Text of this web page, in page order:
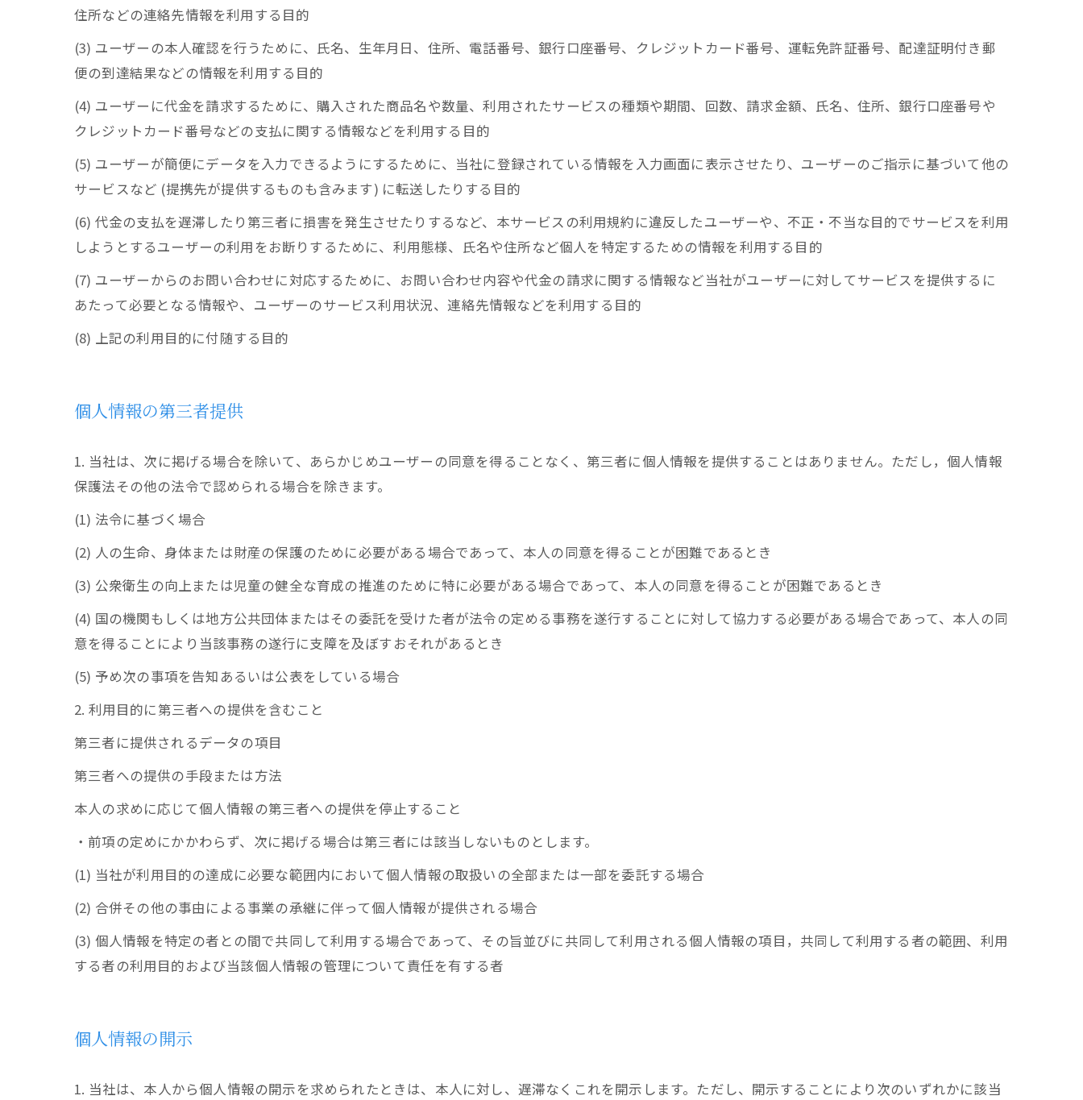
住所などの連絡先情報を利用する目的
(3) ユーザーの本人確認を行うために、氏名、生年月日、住所、電話番号、銀行口座番号、クレジットカード番号、運転免許証番号、配達証明付き郵
便の到達結果などの情報を利用する目的
(4) ユーザーに代金を請求するために、購入された商品名や数量、利用されたサービスの種類や期間、回数、請求金額、氏名、住所、銀行口座番号や
クレジットカード番号などの支払に関する情報などを利用する目的
(5) ユーザーが簡便にデータを入力できるようにするために、当社に登録されている情報を入力画面に表示させたり、ユーザーのご指示に基づいて他の
サービスなど (提携先が提供するものも含みます) に転送したりする目的
(6) 代金の支払を遅滞したり第三者に損害を発生させたりするなど、本サービスの利用規約に違反したユーザーや、不正・不当な目的でサービスを利用
しようとするユーザーの利用をお断りするために、利用態様、氏名や住所など個人を特定するための情報を利用する目的
(7) ユーザーからのお問い合わせに対応するために、お問い合わせ内容や代金の請求に関する情報など当社がユーザーに対してサービスを提供するに
あたって必要となる情報や、ユーザーのサービス利用状況、連絡先情報などを利用する目的
(8) 上記の利用目的に付随する目的
個人情報の第三者提供
1. 当社は、次に掲げる場合を除いて、あらかじめユーザーの同意を得ることなく、第三者に個人情報を提供することはありません。ただし，個人情報
保護法その他の法令で認められる場合を除きます。
(1) 法令に基づく場合
(2) 人の生命、身体または財産の保護のために必要がある場合であって、本人の同意を得ることが困難であるとき
(3) 公衆衛生の向上または児童の健全な育成の推進のために特に必要がある場合であって、本人の同意を得ることが困難であるとき
(4) 国の機関もしくは地方公共団体またはその委託を受けた者が法令の定める事務を遂行することに対して協力する必要がある場合であって、本人の同
意を得ることにより当該事務の遂行に支障を及ぼすおそれがあるとき
(5) 予め次の事項を告知あるいは公表をしている場合
2. 利用目的に第三者への提供を含むこと
第三者に提供されるデータの項目
第三者への提供の手段または方法
本人の求めに応じて個人情報の第三者への提供を停止すること
・前項の定めにかかわらず、次に掲げる場合は第三者には該当しないものとします。
(1) 当社が利用目的の達成に必要な範囲内において個人情報の取扱いの全部または一部を委託する場合
(2) 合併その他の事由による事業の承継に伴って個人情報が提供される場合
(3) 個人情報を特定の者との間で共同して利用する場合であって、その旨並びに共同して利用される個人情報の項目，共同して利用する者の範囲、利用
する者の利用目的および当該個人情報の管理について責任を有する者
個人情報の開示
1. 当社は、本人から個人情報の開示を求められたときは、本人に対し、遅滞なくこれを開示します。ただし、開示することにより次のいずれかに該当